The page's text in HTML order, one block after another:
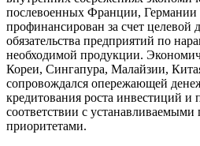
послевоенных Франции,
профинансирован за счет целевой
обязательства предприятий по
необходимой продукции.
Кореи, Сингапура, Малайзии,
сопровождался опережающей
кредитования роста инвестиций и
соответствии с устанавливаемыми
приоритетами.